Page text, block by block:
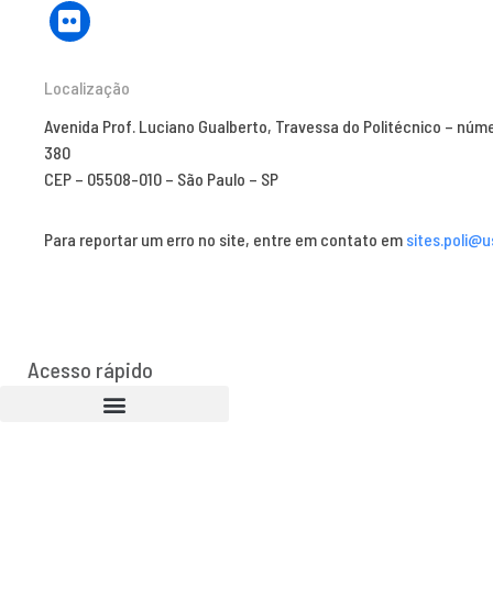
Localização
Avenida Prof. Luciano Gualberto, Travessa do Politécnico –
380
CEP – 05508-010 – São Paulo – SP
Para reportar um erro no site, entre em contato em
Acesso rápido